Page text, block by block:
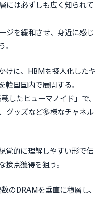
には必ずしも広く知られて
ジを緩和させ、身近に感じ
けに、HBMを擬人化したキ
韓国国内で展開する。
したヒューマノイド」で、
グッズなど多様なチャネル
覚的に理解しやすい形で伝
接点獲得を狙う。
のDRAMを垂直に積層し、